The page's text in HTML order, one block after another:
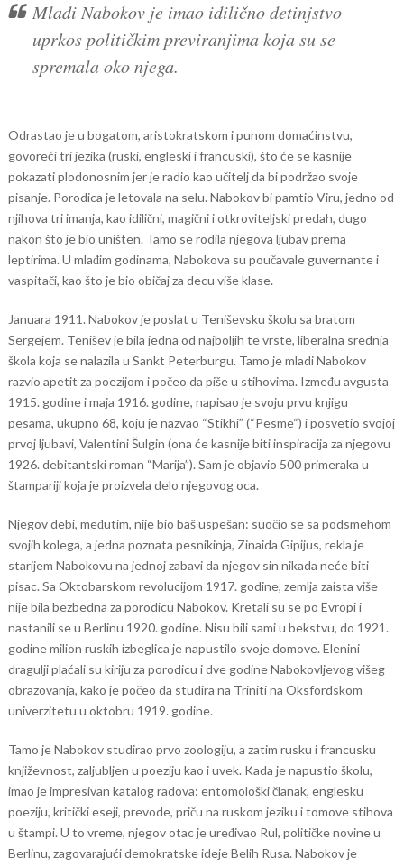
Mladi Nabokov je imao idilično detinjstvo
uprkos političkim previranjima koja su se
spremala oko njega.
Odrastao je u bogatom, aristokratskom i punom domaćinstvu,
govoreći tri jezika (ruski, engleski i francuski), što će se kasnije
pokazati plodonosnim jer je radio kao učitelj da bi podržao svoje
pisanje. Porodica je letovala na selu. Nabokov bi pamtio Viru, jedno od
njihova tri imanja, kao idilični, magični i otkroviteljski predah, dugo
nakon što je bio uništen. Tamo se rodila njegova ljubav prema
leptirima. U mlađim godinama, Nabokova su poučavale guvernante i
vaspitači, kao što je bio običaj za decu više klase.
Januara 1911. Nabokov je poslat u Teniševsku školu sa bratom
Sergejem. Tenišev je bila jedna od najboljih te vrste, liberalna srednja
škola koja se nalazila u Sankt Peterburgu. Tamo je mladi Nabokov
razvio apetit za poezijom i počeo da piše u stihovima. Između avgusta
1915. godine i maja 1916. godine, napisao je svoju prvu knjigu
pesama, ukupno 68, koju je nazvao “Stikhi” (“Pesme“) i posvetio svojoj
prvoj ljubavi, Valentini Šulgin (ona će kasnije biti inspiracija za njegovu
1926. debitantski roman “Marija”). Sam je objavio 500 primeraka u
štampariji koja je proizvela delo njegovog oca.
Njegov debi, međutim, nije bio baš uspešan: suočio se sa podsmehom
svojih kolega, a jedna poznata pesnikinja, Zinaida Gipijus, rekla je
starijem Nabokovu na jednoj zabavi da njegov sin nikada neće biti
pisac. Sa Oktobarskom revolucijom 1917. godine, zemlja zaista više
nije bila bezbedna za porodicu Nabokov. Kretali su se po Evropi i
nastanili se u Berlinu 1920. godine. Nisu bili sami u bekstvu, do 1921.
godine milion ruskih izbeglica je napustilo svoje domove. Elenini
dragulji plaćali su kiriju za porodicu i dve godine Nabokovljevog višeg
obrazovanja, kako je počeo da studira na Triniti na Oksfordskom
univerzitetu u oktobru 1919. godine.
Tamo je Nabokov studirao prvo zoologiju, a zatim rusku i francusku
književnost, zaljubljen u poeziju kao i uvek. Kada je napustio školu,
imao je impresivan katalog radova: entomološki članak, englesku
poeziju, kritički eseji, prevode, priču na ruskom jeziku i tomove stihova
u štampi. U to vreme, njegov otac je uređivao Rul, političke novine u
Berlinu, zagovarajući demokratske ideje Belih Rusa. Nabokov je